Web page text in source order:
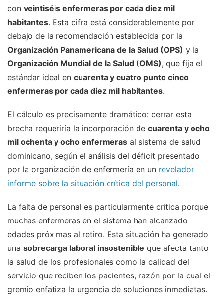
con veintiséis enfermeras por cada diez mil
habitantes. Esta cifra está considerablemente por
debajo de la recomendación establecida por la
Organización Panamericana de la Salud (OPS) y la
Organización Mundial de la Salud (OMS), que fija el
estándar ideal en cuarenta y cuatro punto cinco
enfermeras por cada diez mil habitantes.
El cálculo es precisamente dramático: cerrar esta
brecha requeriría la incorporación de cuarenta y ocho
mil ochenta y ocho enfermeras al sistema de salud
dominicano, según el análisis del déficit presentado
por la organización de enfermería en un revelador
informe sobre la situación crítica del personal.
La falta de personal es particularmente crítica porque
muchas enfermeras en el sistema han alcanzado
edades próximas al retiro. Esta situación ha generado
una sobrecarga laboral insostenible que afecta tanto
la salud de los profesionales como la calidad del
servicio que reciben los pacientes, razón por la cual el
gremio enfatiza la urgencia de soluciones inmediatas.